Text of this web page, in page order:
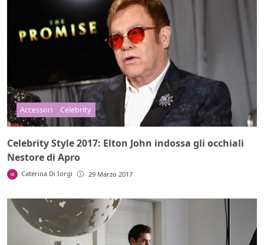
Accessori Celebrity
Celebrity Style 2017: Elton John indossa gli occhiali
Nestore di Apro
Caterina Di Iorgi 29 Marzo 2017